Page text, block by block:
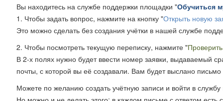
Вы находитесь на службе поддержки площадки "Обучиться
1. Чтобы задать вопрос, нажмите на кнопку "Открыть новую
Это можно сделать без создания учётки в нашей службе
2. Чтобы посмотреть текущую переписку, нажмите "
В 2-х полях нужно будет ввести номер заявки, выдаваемый
почты, с которой вы её создавали. Вам будет выслано
Можете по желанию создать учётную записи и войти в